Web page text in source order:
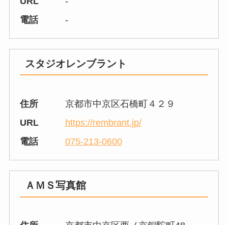
電話
-
スタジオレンブラント
住所
京都市中京区石橋町４２９
URL
https://rembrant.jp/
電話
075-213-0600
ＡＭＳ写真館